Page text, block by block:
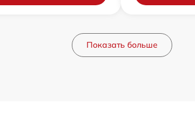
Показать больше